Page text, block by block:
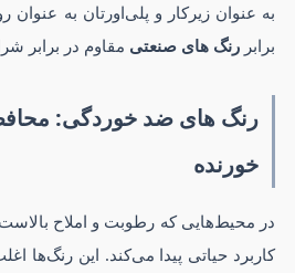
به عنوان زیرکار و پلی‌اورتان به عنوان
برابر رنگ های صنعتی مقاوم در برابر
رنگ های ضد خوردگی:
خورنده
در محیط‌هایی که رطوبت و املاح
کاربرد حیاتی پیدا می‌کند. این رنگ‌ها